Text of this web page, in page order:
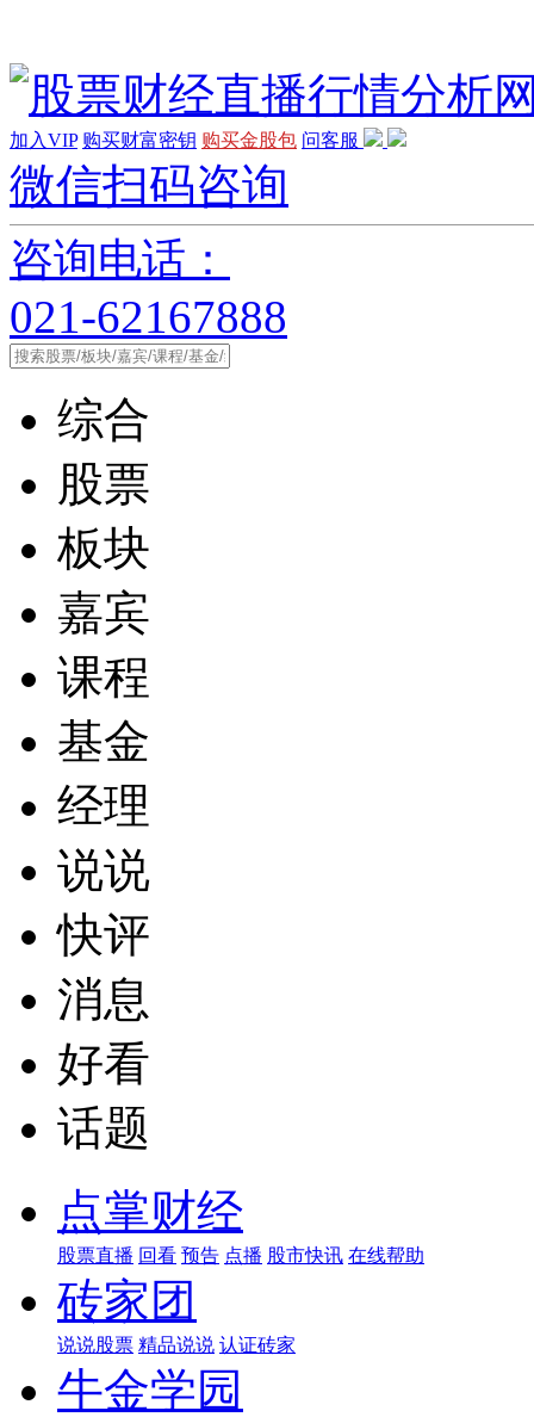
加入VIP 购买财富密钥 购买金股包 问客服
微信扫码咨询
咨询电话：
021-62167888
综合
股票
板块
嘉宾
课程
基金
经理
说说
快评
消息
好看
话题
点掌财经
股票直播 回看 预告 点播 股市快讯 在线帮助
砖家团
说说股票 精品说说 认证砖家
牛金学园